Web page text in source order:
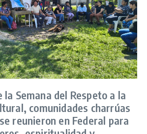
la Semana del Respeto a la
comunidades charrúas
reunieron en Federal para